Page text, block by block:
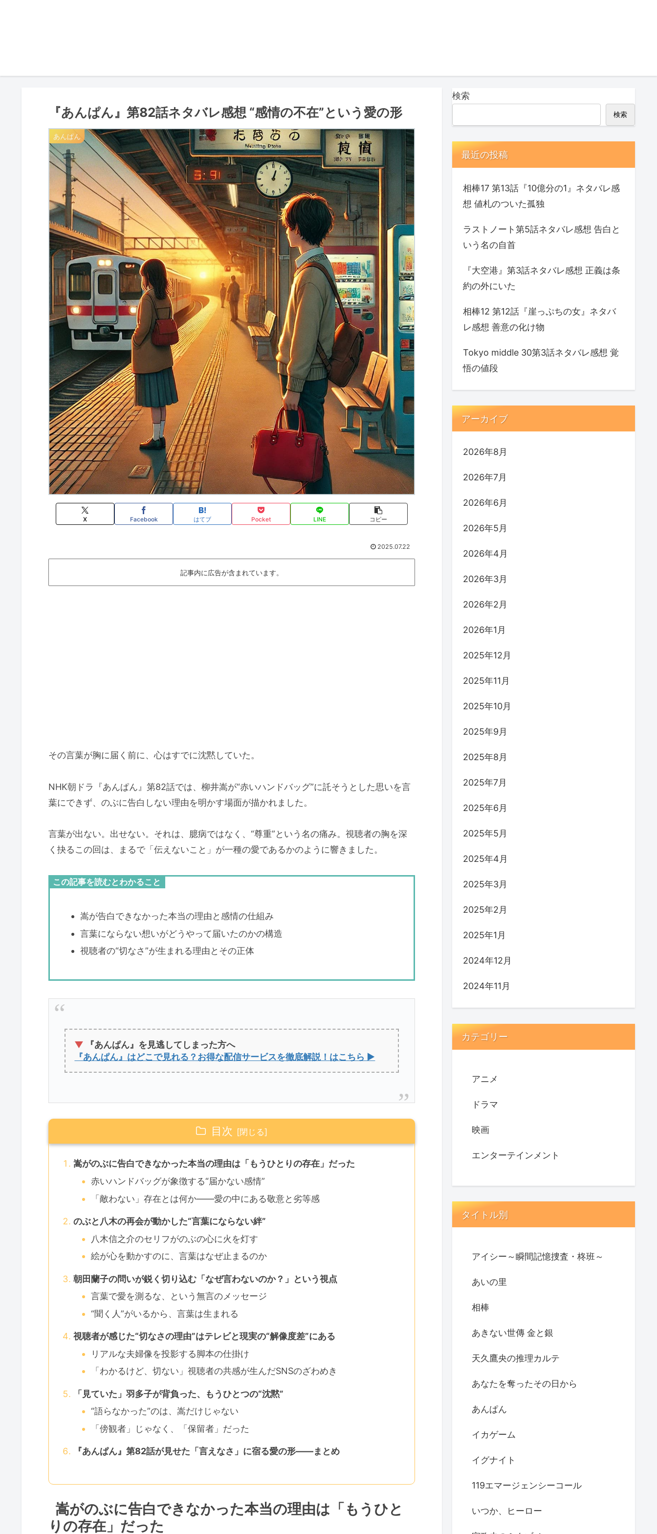
『あんぱん』第82話ネタバレ感想 “感情の不在”という愛の形
あんぱん
X Facebook はてブ Pocket LINE コピー
2025.07.22
記事内に広告が含まれています。
その言葉が胸に届く前に、心はすでに沈黙していた。
NHK朝ドラ『あんぱん』第82話では、柳井嵩が“赤いハンドバッグ”に託そうとした思いを言
葉にできず、のぶに告白しない理由を明かす場面が描かれました。
言葉が出ない。出せない。それは、臆病ではなく、“尊重”という名の痛み。視聴者の胸を深
く抉るこの回は、まるで「伝えないこと」が一種の愛であるかのように響きました。
この記事を読むとわかること
嵩が告白できなかった本当の理由と感情の仕組み
言葉にならない想いがどうやって届いたのかの構造
視聴者の“切なさ”が生まれる理由とその正体
▼ 『あんぱん』を見逃してしまった方へ
『あんぱん』はどこで見れる？お得な配信サービスを徹底解説！はこちら ▶
目次
嵩がのぶに告白できなかった本当の理由は「もうひとりの存在」だった
赤いハンドバッグが象徴する“届かない感情”
「敵わない」存在とは何か――愛の中にある敬意と劣等感
のぶと八木の再会が動かした“言葉にならない絆”
八木信之介のセリフがのぶの心に火を灯す
絵が心を動かすのに、言葉はなぜ止まるのか
朝田蘭子の問いが鋭く切り込む「なぜ言わないのか？」という視点
言葉で愛を測るな、という無言のメッセージ
“聞く人”がいるから、言葉は生まれる
視聴者が感じた“切なさの理由”はテレビと現実の“解像度差”にある
リアルな夫婦像を投影する脚本の仕掛け
「わかるけど、切ない」視聴者の共感が生んだSNSのざわめき
「見ていた」羽多子が背負った、もうひとつの“沈黙”
“語らなかった”のは、嵩だけじゃない
「傍観者」じゃなく、「保留者」だった
『あんぱん』第82話が見せた「言えなさ」に宿る愛の形――まとめ
嵩がのぶに告白できなかった本当の理由は「もうひと
りの存在」だった
検索
検索
最近の投稿
相棒17 第13話『10億分の1』ネタバレ感
想 値札のついた孤独
ラストノート第5話ネタバレ感想 告白と
いう名の自首
『大空港』第3話ネタバレ感想 正義は条
約の外にいた
相棒12 第12話『崖っぷちの女』ネタバ
レ感想 善意の化け物
Tokyo middle 30第3話ネタバレ感想 覚
悟の値段
アーカイブ
2026年8月
2026年7月
2026年6月
2026年5月
2026年4月
2026年3月
2026年2月
2026年1月
2025年12月
2025年11月
2025年10月
2025年9月
2025年8月
2025年7月
2025年6月
2025年5月
2025年4月
2025年3月
2025年2月
2025年1月
2024年12月
2024年11月
カテゴリー
アニメ
ドラマ
映画
エンターテインメント
タイトル別
アイシー～瞬間記憶捜査・柊班～
あいの里
相棒
あきない世傳 金と銀
天久鷹央の推理カルテ
あなたを奪ったその日から
あんぱん
イカゲーム
イグナイト
119エマージェンシーコール
いつか、ヒーロー